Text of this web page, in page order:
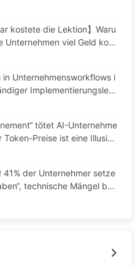
Schreibfilter in vier Schrit
und halten Sie den Lärm
Annäherung an KI 170
kostete die Lektion】Waru
Unternehmen viel Geld kost
während Wettbew
Unternehmensworkflows i
Implementierungsleitf
KI lernen 166
tötet AI-Unternehme
Preise ist eine Illusio
an AI ist deine Gier – Lan
der Unternehmer setze
technische Mängel bel
langsam AI lernen163